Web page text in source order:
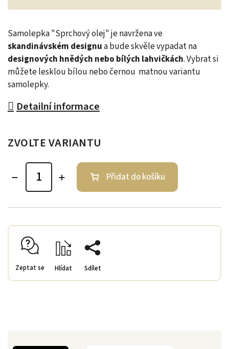
Samolepka "Sprchový olej" je navržena ve
skandinávském designua bude skvěle vypadat na
designových hnědých nebo bílých lahvičkách. Vybrat si
můžete lesklou bílou nebo černou matnou variantu
samolepky.
Detailní informace
ZVOLTE VARIANTU
Přidat do košíku
Zeptat se Hlídat Sdílet